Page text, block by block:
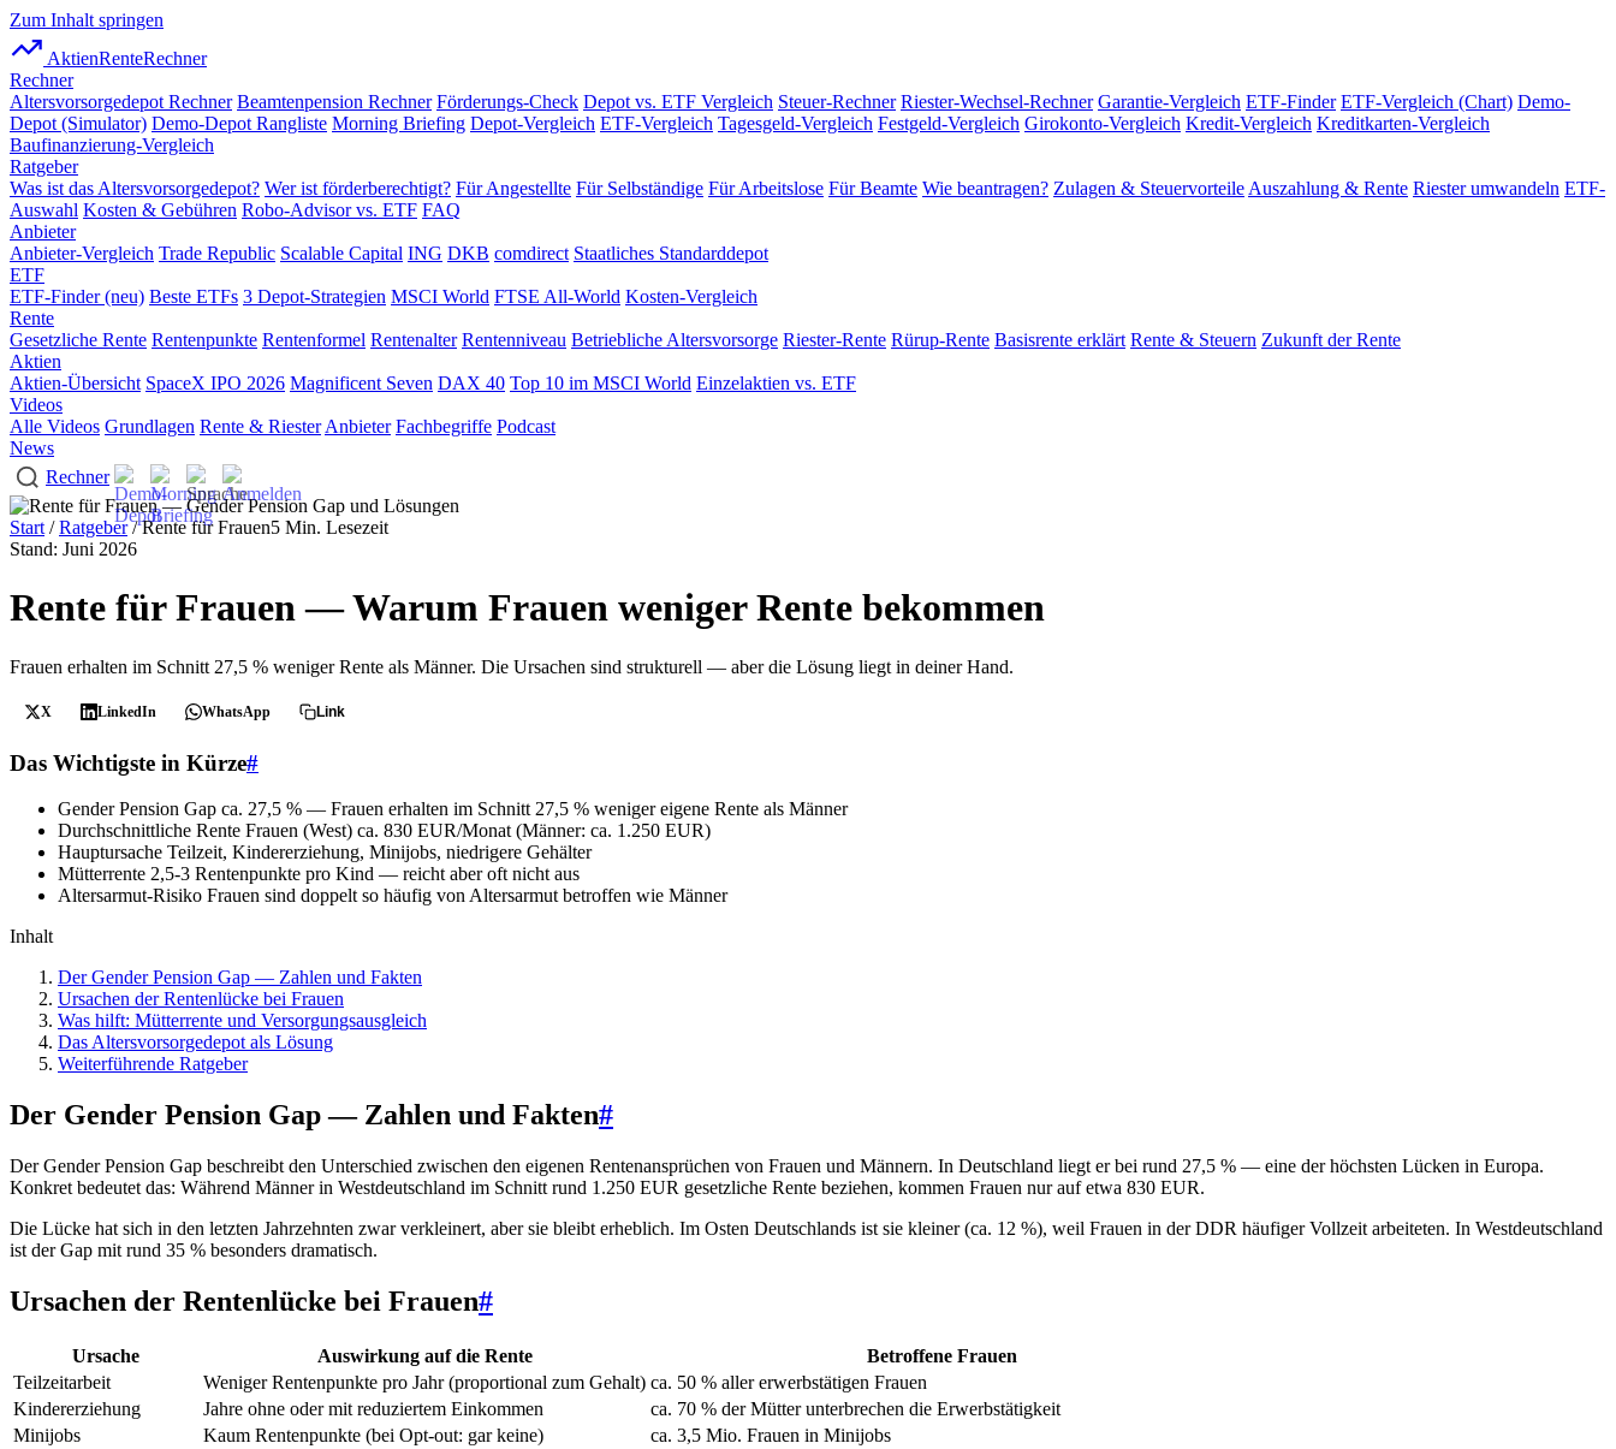
Zum Inhalt springen
AktienRenteRechner
Rechner
Altersvorsorgedepot Rechner Beamtenpension Rechner Förderungs-Check Depot vs. ETF Vergleich Steuer-Rechner Riester-Wechsel-Rechner Garantie-Vergleich ETF-Finder ETF-Vergleich (Chart) Demo-
Depot (Simulator) Demo-Depot Rangliste Morning Briefing Depot-Vergleich ETF-Vergleich Tagesgeld-Vergleich Festgeld-Vergleich Girokonto-Vergleich Kredit-Vergleich Kreditkarten-Vergleich
Baufinanzierung-Vergleich
Ratgeber
Was ist das Altersvorsorgedepot? Wer ist förderberechtigt? Für Angestellte Für Selbständige Für Arbeitslose Für Beamte Wie beantragen? Zulagen & Steuervorteile Auszahlung & Rente Riester umwandeln ETF-
Auswahl Kosten & Gebühren Robo-Advisor vs. ETF FAQ
Anbieter
Anbieter-Vergleich Trade Republic Scalable Capital ING DKB comdirect Staatliches Standarddepot
ETF
ETF-Finder (neu) Beste ETFs 3 Depot-Strategien MSCI World FTSE All-World Kosten-Vergleich
Rente
Gesetzliche Rente Rentenpunkte Rentenformel Rentenalter Rentenniveau Betriebliche Altersvorsorge Riester-Rente Rürup-Rente Basisrente erklärt Rente & Steuern Zukunft der Rente
Aktien
Aktien-Übersicht SpaceX IPO 2026 Magnificent Seven DAX 40 Top 10 im MSCI World Einzelaktien vs. ETF
Videos
Alle Videos Grundlagen Rente & Riester Anbieter Fachbegriffe Podcast
News
Rechner
Start /Ratgeber/ Rente für Frauen5 Min. Lesezeit
Stand: Juni 2026
Rente für Frauen — Warum Frauen weniger Rente bekommen
Frauen erhalten im Schnitt 27,5 % weniger Rente als Männer. Die Ursachen sind strukturell — aber die Lösung liegt in deiner Hand.
X LinkedIn WhatsApp Link
Das Wichtigste in Kürze#
Gender Pension Gap ca. 27,5 % — Frauen erhalten im Schnitt 27,5 % weniger eigene Rente als Männer
Durchschnittliche Rente Frauen (West) ca. 830 EUR/Monat (Männer: ca. 1.250 EUR)
Hauptursache Teilzeit, Kindererziehung, Minijobs, niedrigere Gehälter
Mütterrente 2,5-3 Rentenpunkte pro Kind — reicht aber oft nicht aus
Altersarmut-Risiko Frauen sind doppelt so häufig von Altersarmut betroffen wie Männer
Inhalt
Der Gender Pension Gap — Zahlen und Fakten
Ursachen der Rentenlücke bei Frauen
Was hilft: Mütterrente und Versorgungsausgleich
Das Altersvorsorgedepot als Lösung
Weiterführende Ratgeber
Der Gender Pension Gap — Zahlen und Fakten#
Der Gender Pension Gap beschreibt den Unterschied zwischen den eigenen Rentenansprüchen von Frauen und Männern. In Deutschland liegt er bei rund 27,5 % — eine der höchsten Lücken in Europa.
Konkret bedeutet das: Während Männer in Westdeutschland im Schnitt rund 1.250 EUR gesetzliche Rente beziehen, kommen Frauen nur auf etwa 830 EUR.
Die Lücke hat sich in den letzten Jahrzehnten zwar verkleinert, aber sie bleibt erheblich. Im Osten Deutschlands ist sie kleiner (ca. 12 %), weil Frauen in der DDR häufiger Vollzeit arbeiteten. In Westdeutschland
ist der Gap mit rund 35 % besonders dramatisch.
Ursachen der Rentenlücke bei Frauen#
Ursache Auswirkung auf die Rente
Betroffene Frauen
Teilzeitarbeit
Weniger Rentenpunkte pro Jahr (proportional zum Gehalt) ca. 50 % aller erwerbstätigen Frauen
Kindererziehung
Jahre ohne oder mit reduziertem Einkommen
ca. 70 % der Mütter unterbrechen die Erwerbstätigkeit
Minijobs
Kaum Rentenpunkte (bei Opt-out: gar keine)
ca. 3,5 Mio. Frauen in Minijobs